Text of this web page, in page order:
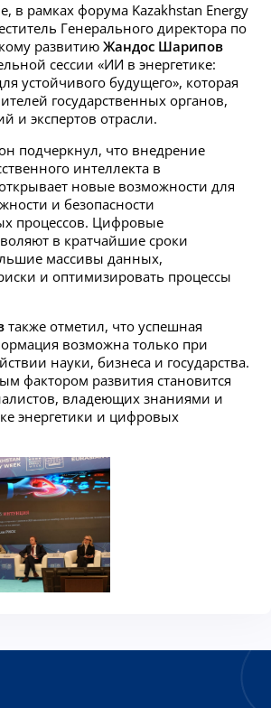
в рамках форума Kazakhstan Energy
Генерального директора по
развитию Жандос Шарипов
сессии «ИИ в энергетике:
устойчивого будущего», которая
государственных органов,
и экспертов отрасли.
подчеркнул, что внедрение
интеллекта в
новые возможности для
и безопасности
процессов. Цифровые
в кратчайшие сроки
массивы данных,
и оптимизировать процессы
также отметил, что успешная
возможна только при
науки, бизнеса и государства.
фактором развития становится
владеющих знаниями и
энергетики и цифровых